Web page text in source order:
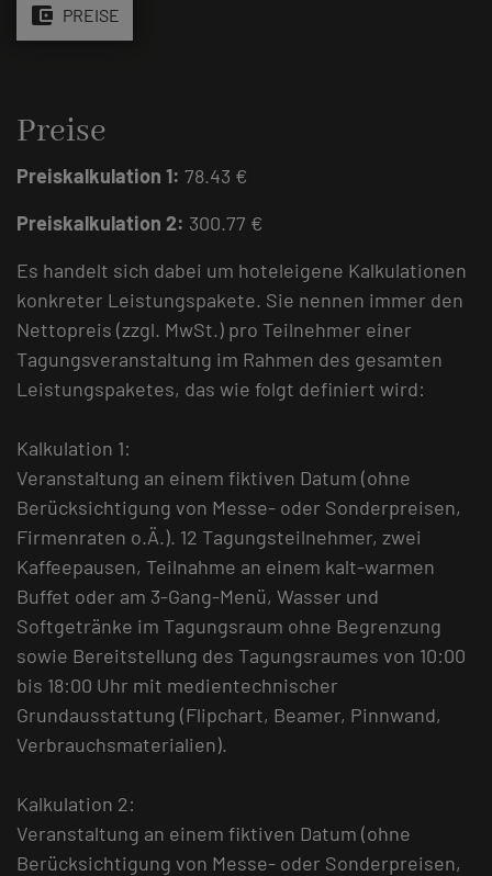
account_balance_wallet PREISE
Preise
Preiskalkulation 1: 78.43 €
Preiskalkulation 2: 300.77 €
Es handelt sich dabei um hoteleigene Kalkulationen
konkreter Leistungspakete. Sie nennen immer den
Nettopreis (zzgl. MwSt.) pro Teilnehmer einer
Tagungsveranstaltung im Rahmen des gesamten
Leistungspaketes, das wie folgt definiert wird:
Kalkulation 1:
Veranstaltung an einem fiktiven Datum (ohne
Berücksichtigung von Messe- oder Sonderpreisen,
Firmenraten o.Ä.). 12 Tagungsteilnehmer, zwei
Kaffeepausen, Teilnahme an einem kalt-warmen
Buffet oder am 3-Gang-Menü, Wasser und
Softgetränke im Tagungsraum ohne Begrenzung
sowie Bereitstellung des Tagungsraumes von 10:00
bis 18:00 Uhr mit medientechnischer
Grundausstattung (Flipchart, Beamer, Pinnwand,
Verbrauchsmaterialien).
Kalkulation 2:
Veranstaltung an einem fiktiven Datum (ohne
Berücksichtigung von Messe- oder Sonderpreisen,